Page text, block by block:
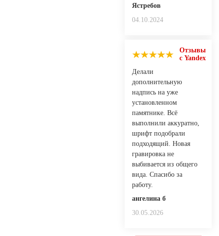
Ястребов
04.10.2024
Отзывы
с Yandex
Делали
дополнительную
надпись на уже
установленном
памятнике. Всё
выполнили аккуратно,
шрифт подобрали
подходящий. Новая
гравировка не
выбивается из общего
вида. Спасибо за
работу.
ангелина б
30.05.2026